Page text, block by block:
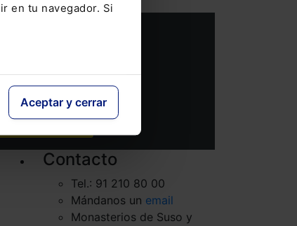
en tu navegador. Si
Aceptar y cerrar
SUSCRIBIRME
Contacto
Tel.: 91 210 80 00
Mándanos un email
Monasterios de Suso y